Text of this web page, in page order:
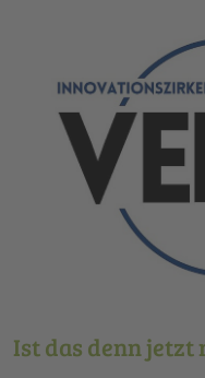
Ist das denn jetzt